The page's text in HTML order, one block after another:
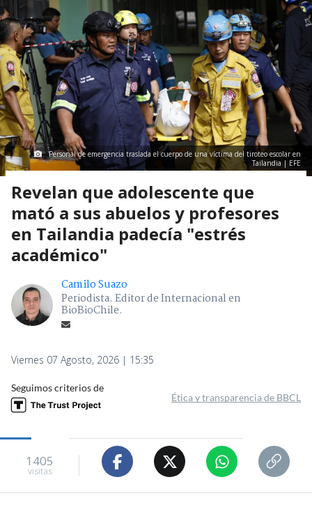
Personal de emergencia traslada el cuerpo de una víctima del tiroteo escolar en
Tailandia | EFE
Revelan que adolescente que
mató a sus abuelos y profesores
en Tailandia padecía "estrés
académico"
Camilo Suazo
Periodista. Editor de Internacional en
BioBioChile.
Viernes 07 Agosto, 2026 | 15:35
Seguimos criterios de
Ética y transparencia de BBCL
1405
visitas